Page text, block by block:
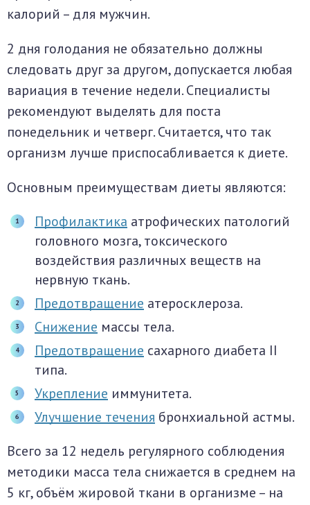
калорий – для мужчин.
2 дня голодания не обязательно должны
следовать друг за другом, допускается любая
вариация в течение недели. Специалисты
рекомендуют выделять для поста
понедельник и четверг. Считается, что так
организм лучше приспосабливается к диете.
Основным преимуществам диеты являются:
Профилактика атрофических патологий
головного мозга, токсического
воздействия различных веществ на
нервную ткань.
Предотвращение атеросклероза.
Снижение массы тела.
Предотвращение сахарного диабета II
типа.
Укрепление иммунитета.
Улучшение течения бронхиальной астмы.
Всего за 12 недель регулярного соблюдения
методики масса тела снижается в среднем на
5 кг, объём жировой ткани в организме – на